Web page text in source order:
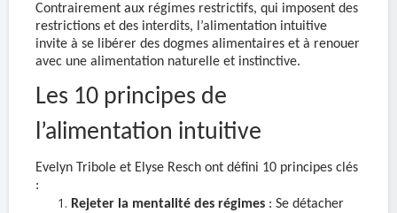
Contrairement aux régimes restrictifs, qui imposent des
restrictions et des interdits, l’alimentation intuitive
invite à se libérer des dogmes alimentaires et à renouer
avec une alimentation naturelle et instinctive.
Les 10 principes de
l’alimentation intuitive
Evelyn Tribole et Elyse Resch ont défini 10 principes clés
:
Rejeter la mentalité des régimes : Se détacher